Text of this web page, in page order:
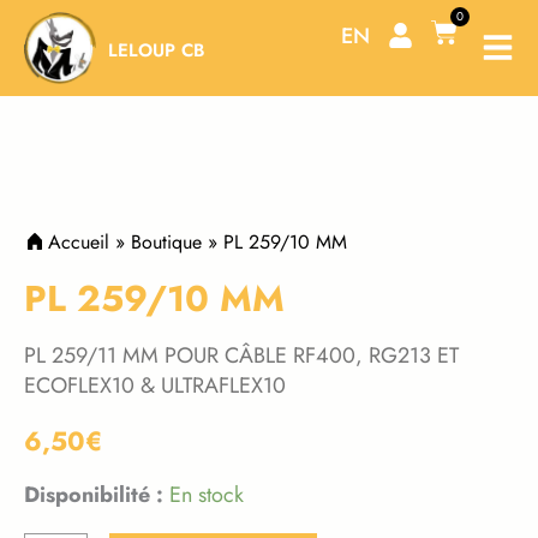
Aller
contenu
LELOUP CB EN
0
Panier
Accueil » Boutique » PL 259/10 MM
PL 259/10 MM
PL 259/11 MM POUR CÂBLE RF400, RG213 ET
ECOFLEX10 & ULTRAFLEX10
6,50€
Disponibilité : En stock